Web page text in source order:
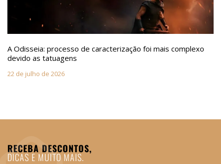
A Odisseia: processo de caracterização foi mais complexo
devido as tatuagens
22 de julho de 2026
RECEBA DESCONTOS,
DICAS E MUITO MAIS.